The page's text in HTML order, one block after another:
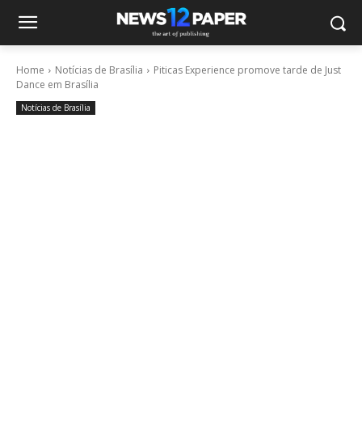
Home Notícias de Brasília
Piticas Experience promove tarde de Just
Dance em Brasília
Notícias de Brasília